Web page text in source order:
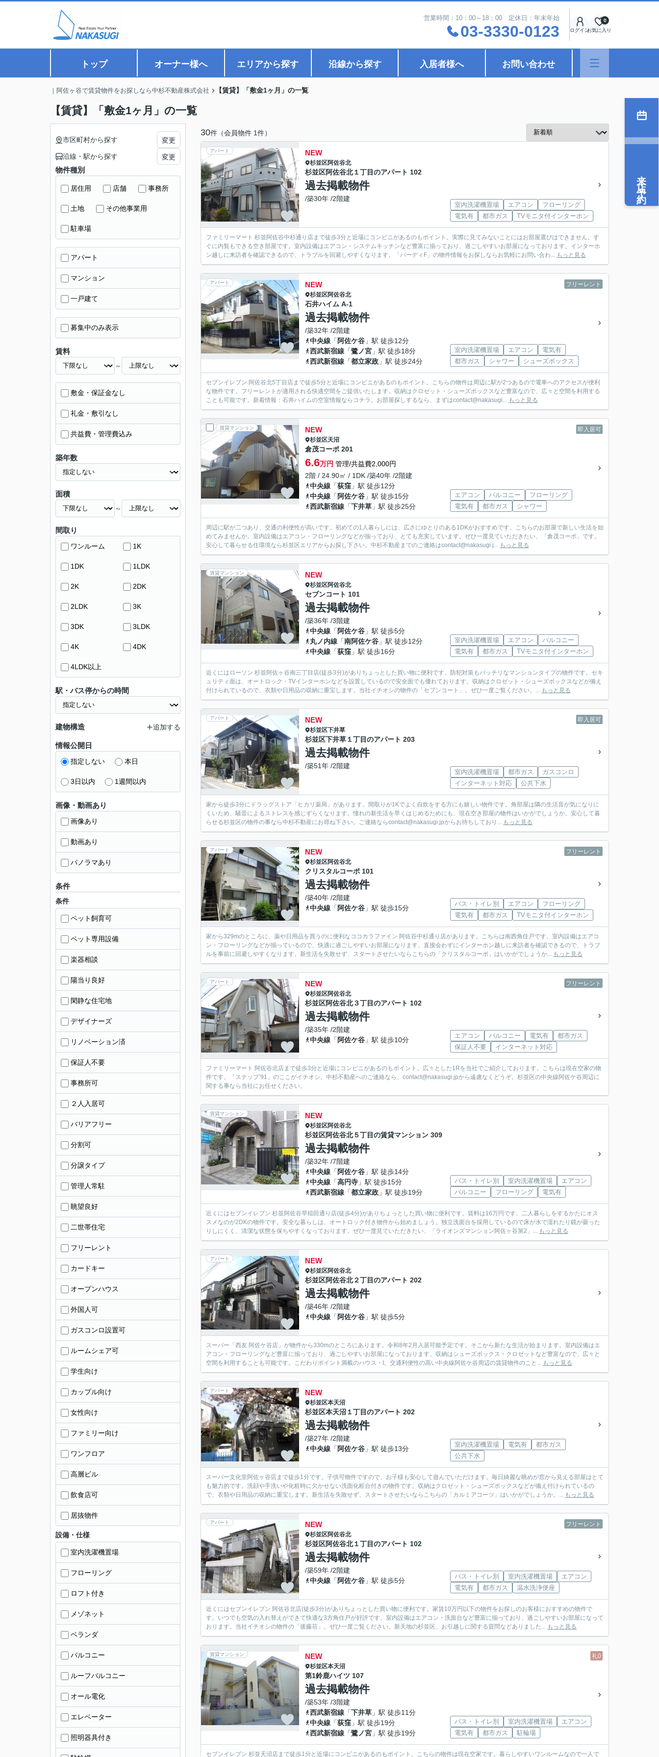
営業時間：10：00～18：00 定休日：年末年始
03-3330-0123 ログインお気に入り
0
トップ オーナー様へ エリアから探す 沿線から探す 入居者様へ お問い合わせ
｜阿佐ヶ谷で賃貸物件をお探しなら中杉不動産株式会社 【賃貸】「敷金1ヶ月」の一覧
【賃貸】「敷金1ヶ月」の一覧
30件（会員物件 1件）
アパート NEW
杉並区阿佐谷北
杉並区阿佐谷北１丁目のアパート 102
過去掲載物件
/築30年 /2階建
室内洗濯機置場 エアコン
フローリング
電気有
都市ガス TVモニタ付インターホン
ファミリーマート 杉並阿佐谷中杉通り店まで徒歩3分と近場にコンビニがあるのもポイント。実際に見てみないことにはお部屋選びはできません。す
ぐに内覧もできる空き部屋です。室内設備はエアコン・システムキッチンなど豊富に揃っており、過ごしやすいお部屋になっております。インターホ
ン越しに来訪者を確認できるので、トラブルを回避しやすくなります。「バーディF」の物件情報をお探しならお気軽にお問い合わ... もっと見る
アパート フリーレント
NEW
杉並区阿佐谷北
石井ハイム A-1
過去掲載物件
/築32年 /2階建
中央線 「 阿佐ケ谷 」駅 徒歩12分
西武新宿線 「鷺ノ宮 」駅 徒歩18分
西武新宿線 「都立家政 」駅 徒歩24分
室内洗濯機置場 エアコン
電気有
都市ガス
シャワー シューズボックス
セブンイレブン 阿佐谷北5丁目店まで徒歩5分と近場にコンビニがあるのもポイント。こちらの物件は周辺に駅が2つあるので電車へのアクセスが便利
な物件です。フリーレントが適用される快適空間をご提供いたします。収納はクロゼット・シューズボックスなど豊富なので、広々と空間を利用する
ことも可能です。新着情報：石井ハイムの空室情報ならコチラ。お部屋探しするなら、まずはcontact@nakasugi... もっと見る
賃貸マンション 即入居可
NEW
杉並区天沼
倉茂コーポ 201
6.6万円 管理/共益費2,000円
2階 / 24.90㎡ / 1DK /築40年 /2階建
中央線 「荻窪 」駅 徒歩12分
中央線 「 阿佐ケ谷 」駅 徒歩15分
西武新宿線 「下井草 」駅 徒歩25分
エアコン バルコニー
フローリング
電気有
都市ガス シャワー
周辺に駅が二つあり、交通の利便性が高いです。初めての1人暮らしには、広さにゆとりのある1DKがおすすめです。こちらのお部屋で新しい生活を始
めてみませんか。室内設備はエアコン・フローリングなどが揃っており、とても充実しています。ぜひ一度見ていただきたい、「倉茂コーポ」です。
安心して暮らせる住環境なら杉並区エリアからお探し下さい。中杉不動産までのご連絡はcontact@nakasugi.j... もっと見る
賃貸マンション NEW
杉並区阿佐谷北
セブンコート 101
過去掲載物件
/築36年 /3階建
中央線 「 阿佐ケ谷 」駅 徒歩5分
丸ノ内線 「南阿佐ケ谷 」駅 徒歩12分
中央線 「荻窪 」駅 徒歩16分
室内洗濯機置場 エアコン
バルコニー
電気有
都市ガス TVモニタ付インターホン
近くにはローソン 杉並阿佐ヶ谷南三丁目店(徒歩3分)がありちょっとした買い物に便利です。防犯対策もバッチリなマンションタイプの物件です。セキ
ュリティ面は、オートロック・TVインターホンなどを設置しているので安全面でも優れております。収納はクロゼット・シューズボックスなどが備え
付けられているので、衣類や日用品の収納に重宝します。当社イチオシの物件の「セブンコート」。ぜひ一度ご覧ください。... もっと見る
アパート 即入居可
NEW
杉並区下井草
杉並区下井草１丁目のアパート 203
過去掲載物件
/築51年 /2階建
室内洗濯機置場 都市ガス
ガスコンロ
インターネット対応
公共下水
家から徒歩3分にドラッグストア「ヒカリ薬局」があります。間取りが1Kでよく自炊をする方にも嬉しい物件です。角部屋は隣の生活音が気になりに
くいため、騒音によるストレスを感じずらくなります。憧れの新生活を早くはじめるためにも、現在空き部屋の物件はいかがでしょうか。安心して暮
らせる杉並区の物件の事なら中杉不動産にお尋ね下さい。ご連絡ならcontact@nakasugi.jpからお待ちしており... もっと見る
アパート フリーレント
NEW
杉並区阿佐谷北
クリスタルコーポ 101
過去掲載物件
/築40年 /2階建
中央線 「 阿佐ケ谷 」駅 徒歩15分
バス・トイレ別 エアコン
フローリング
電気有
都市ガス TVモニタ付インターホン
家から329mのところに、薬や日用品を買うのに便利なココカラファイン 阿佐谷中杉通り店があります。こちらは南西角住戸です。室内設備はエアコ
ン・フローリングなどが揃っているので、快適に過ごしやすいお部屋になります。直接会わずにインターホン越しに来訪者を確認できるので、トラブ
ルを事前に回避しやすくなります。新生活を失敗せず、スタートさせたいならこちらの「クリスタルコーポ」はいかがでしょうか... もっと見る
アパート フリーレント
NEW
杉並区阿佐谷北
杉並区阿佐谷北３丁目のアパート 102
過去掲載物件
/築35年 /2階建
中央線 「 阿佐ケ谷 」駅 徒歩10分
エアコン バルコニー 電気有
都市ガス
保証人不要
インターネット対応
ファミリーマート 阿佐谷北店まで徒歩3分と近場にコンビニがあるのもポイント。広々とした1Rを当社でご紹介しております。こちらは現在空家の物
件です。「ステップ’91」のここがイチオシ。中杉不動産へのご連絡なら、contact@nakasugi.jpから遠慮なくどうぞ。杉並区の中央線阿佐ケ谷周辺に
関する事なら当社にお任せください。
賃貸マンション NEW
杉並区阿佐谷北
杉並区阿佐谷北５丁目の賃貸マンション 309
過去掲載物件
/築32年 /7階建
中央線 「 阿佐ケ谷 」駅 徒歩14分
中央線 「高円寺 」駅 徒歩15分
西武新宿線 「都立家政 」駅 徒歩19分
バス・トイレ別 室内洗濯機置場
エアコン
バルコニー
フローリング 電気有
近くにはセブンイレブン 杉並阿佐谷早稲田通り店(徒歩4分)がありちょっとした買い物に便利です。賃料は16万円です。二人暮らしをするかたにオス
スメなのが2DKの物件です。安全な暮らしは、オートロック付き物件から始めましょう。独立洗面台を採用しているので床が水で濡れたり鏡が曇った
りしにくく、清潔な状態を保ちやすくなっております。ぜひ一度見ていただきたい、「ライオンズマンション阿佐ヶ谷第2」... もっと見る
アパート NEW
杉並区阿佐谷北
杉並区阿佐谷北２丁目のアパート 202
過去掲載物件
/築46年 /2階建
中央線 「 阿佐ケ谷 」駅 徒歩5分
スーパー「西友 阿佐ケ谷店」が物件から330mのところにあります。令和8年2月入居可能予定です。そこから新たな生活が始まります。室内設備はエ
アコン・フローリングなど豊富に揃っており、過ごしやすいお部屋になっております。収納はシューズボックス・クロゼットなど豊富なので、広々と
空間を利用することも可能です。こだわりポイント満載のハウス・I。交通利便性の高い中央線阿佐ケ谷周辺の賃貸物件のこと... もっと見る
アパート NEW
杉並区本天沼
杉並区本天沼１丁目のアパート 202
過去掲載物件
/築27年 /2階建
中央線 「 阿佐ケ谷 」駅 徒歩13分
室内洗濯機置場 電気有
都市ガス
公共下水
スーパー文化堂阿佐ヶ谷店まで徒歩1分です。子供可物件ですので、お子様も安心して遊んでいただけます。毎日綺麗な眺めが窓から見える部屋はとて
も魅力的です。洗顔や手洗いや化粧時に欠かせない洗面化粧台付きの物件です。収納はクロゼット・シューズボックスなどが備え付けられているの
で、衣類や日用品の収納に重宝します。新生活を失敗せず、スタートさせたいならこちらの「カルミアコーツ」はいかがでしょうか。... もっと見る
アパート フリーレント
NEW
杉並区阿佐谷北
杉並区阿佐谷北１丁目のアパート 102
過去掲載物件
/築59年 /2階建
中央線 「 阿佐ケ谷 」駅 徒歩5分
バス・トイレ別 室内洗濯機置場
エアコン
電気有
都市ガス 温水洗浄便座
近くにはセブンイレブン 阿佐谷北店(徒歩3分)がありちょっとした買い物に便利です。家賃10万円以下の物件をお探しのお客様におすすめの物件で
す。いつでも空気の入れ替えができて快適な3方角住戸が好評です。室内設備はエアコン・洗面台など豊富に揃っており、過ごしやすいお部屋になって
おります。当社イチオシの物件の「後藤荘」。ぜひ一度ご覧ください。新天地の杉並区、お引越しに関する質問などありました... もっと見る
賃貸マンション 礼0
NEW
杉並区本天沼
第1鈴鹿ハイツ 107
過去掲載物件
/築53年 /3階建
西武新宿線 「下井草 」駅 徒歩11分
中央線 「荻窪 」駅 徒歩19分
西武新宿線 「鷺ノ宮 」駅 徒歩19分
バス・トイレ別 室内洗濯機置場
エアコン
電気有
都市ガス 駐輪場
セブンイレブン 杉並天沼店まで徒歩1分と近場にコンビニがあるのもポイント。こちらの物件は現在空家です。暮らしやすいワンルームなので一人で
市区町村から探す 変更
沿線・駅から探す 変更
物件種別
居住用 店舗 事務所
土地 その他事業用
駐車場
アパート
マンション
一戸建て
募集中のみ表示
賃料
～
敷金・保証金なし
礼金・敷引なし
共益費・管理費込み
築年数
面積
～
間取り
ワンルーム 1K
1DK 1LDK
2K 2DK
2LDK 3K
3DK 3LDK
4K 4DK
4LDK以上
駅・バス停からの時間
建物構造 追加する
情報公開日
指定しない 本日
3日以内 1週間以内
画像・動画あり
画像あり
動画あり
パノラマあり
条件
条件
ペット飼育可
ペット専用設備
楽器相談
陽当り良好
閑静な住宅地
デザイナーズ
リノベーション済
保証人不要
事務所可
２人入居可
バリアフリー
分割可
分譲タイプ
管理人常駐
眺望良好
二世帯住宅
フリーレント
カードキー
オープンハウス
外国人可
ガスコンロ設置可
ルームシェア可
学生向け
カップル向け
女性向け
ファミリー向け
ワンフロア
高層ビル
飲食店可
居抜物件
設備・仕様
室内洗濯機置場
フローリング
ロフト付き
メゾネット
ベランダ
バルコニー
ルーフバルコニー
オール電化
エレベーター
照明器具付き
来店予約